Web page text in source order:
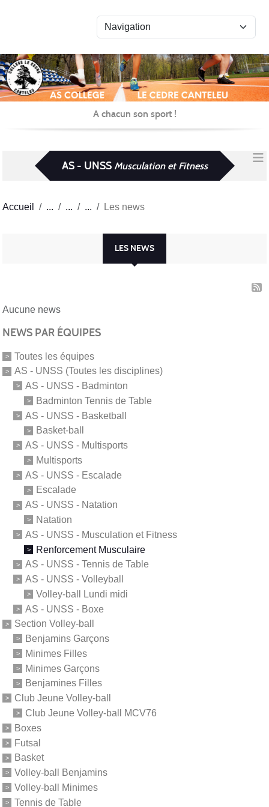
A chacun son sport !
AS - UNSS Musculation et Fitness
Accueil Les news
LES NEWS
Aucune news
NEWS PAR ÉQUIPES
Toutes les équipes
AS - UNSS (Toutes les disciplines)
AS - UNSS - Badminton
Badminton Tennis de Table
AS - UNSS - Basketball
Basket-ball
AS - UNSS - Multisports
Multisports
AS - UNSS - Escalade
Escalade
AS - UNSS - Natation
Natation
AS - UNSS - Musculation et Fitness
Renforcement Musculaire
AS - UNSS - Tennis de Table
AS - UNSS - Volleyball
Volley-ball Lundi midi
AS - UNSS - Boxe
Section Volley-ball
Benjamins Garçons
Minimes Filles
Minimes Garçons
Benjamines Filles
Club Jeune Volley-ball
Club Jeune Volley-ball MCV76
Boxes
Futsal
Basket
Volley-ball Benjamins
Volley-ball Minimes
Tennis de Table